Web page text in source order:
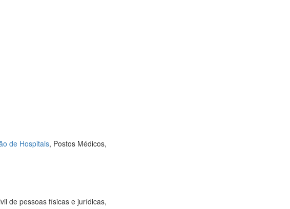
de Hospitais, Postos Médicos,
de pessoas físicas e jurídicas,